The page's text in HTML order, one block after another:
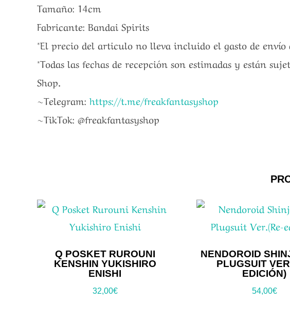
Tamaño: 14cm
Fabricante: Bandai Spirits
*El precio del articulo no lleva incluido el gasto de envío
*Todas las fechas de recepción son estimadas y están
Shop.
~Telegram: https://t.me/freakfantasyshop
~TikTok: @freakfantasyshop
Q POSKET RUROUNI
KENSHIN YUKISHIRO
ENISHI
32,00€
NENDOROID
PLUGSUIT
EDICIÓN)
54,00€